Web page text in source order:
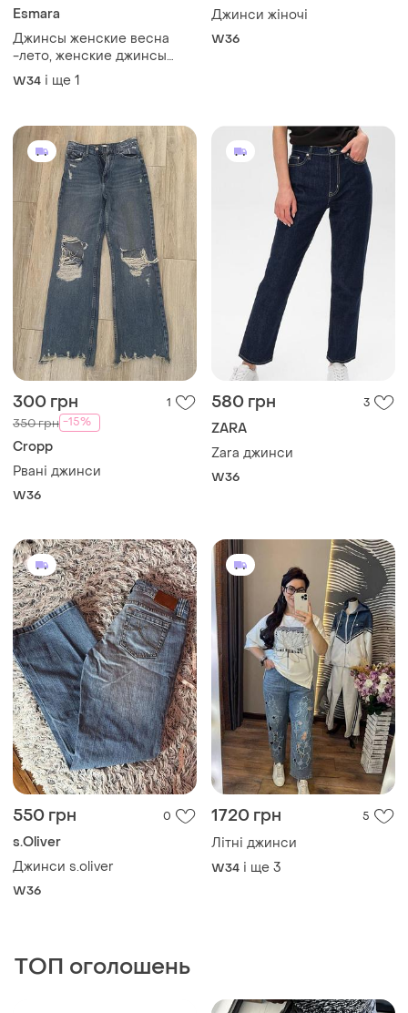
Esmara
Джинсы женские весна
-лето, женские джинсы
классика ,жіночі джинси
esmara, синие джинсы
W34 і ще 1
Джинси жіночі
W36
300 грн 1
350 грн -15%
Cropp
Рвані джинси
W36
580 грн 3
ZARA
Zara джинси
W36
550 грн 0
s.Oliver
Джинси s.oliver
W36
1720 грн 5
Літні джинси
W34 і ще 3
ТОП оголошень